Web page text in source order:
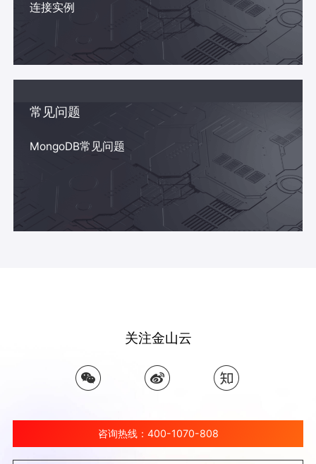
连接实例
常见问题
MongoDB常见问题
关注金山云
咨询热线：400-1070-808